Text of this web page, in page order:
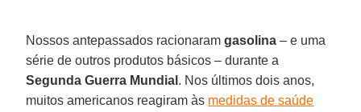
Nossos antepassados racionaramgasolina – e uma
série de outros produtos básicos – durante a
Segunda Guerra Mundial . Nos últimos dois anos,
muitos americanos reagiram às medidas de saúde